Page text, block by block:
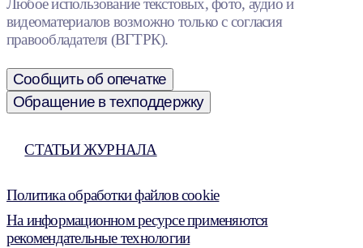
Любое использование текстовых, фото, аудио и
видеоматериалов возможно только с согласия
правообладателя (ВГТРК).
Сообщить об опечатке
Обращение в техподдержку
СТАТЬИ ЖУРНАЛА
Политика обработки файлов cookie
На информационном ресурсе применяются
рекомендательные технологии